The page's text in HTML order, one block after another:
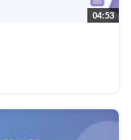
04:53